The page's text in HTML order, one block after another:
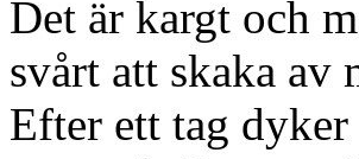
Det är kargt och
svårt att skaka av
Efter ett tag